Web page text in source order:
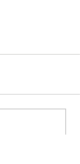
てい